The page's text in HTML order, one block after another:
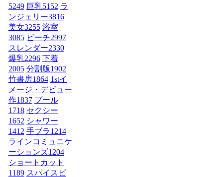
5249 巨乳5152 ラ
ンジェリー3816
美女3255 浴室
3085 ビーチ2997
スレンダー2330
爆乳2296 下着
2005 分割版1902
竹書房1864 1stイ
メージ・デビュー
作1837 プール
1718 セクシー
1652 シャワー
1412 手ブラ1214
ラインコミュニケ
ーションズ1204
ショートカット
1189 スパイスビ